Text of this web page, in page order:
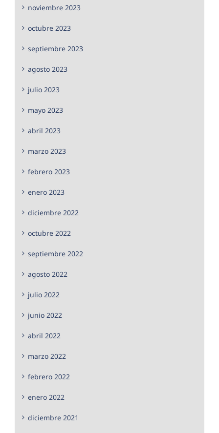
noviembre 2023
octubre 2023
septiembre 2023
agosto 2023
julio 2023
mayo 2023
abril 2023
marzo 2023
febrero 2023
enero 2023
diciembre 2022
octubre 2022
septiembre 2022
agosto 2022
julio 2022
junio 2022
abril 2022
marzo 2022
febrero 2022
enero 2022
diciembre 2021